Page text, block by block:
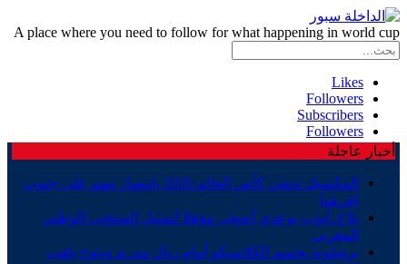
A place where you need to follow for what happening in world cup
Likes
Followers
Subscribers
Followers
أخبار عاجلة
المكسيك تدشن كأس العالم 2026 بانتصار مهم على جنوب
إفريقيا
بلاغ..أيوب بوعدي أضحى مؤهلا لتمثيل المنتخب الوطني
المغربي
برشلونة يحسم الكلاسيكو أمام ريال مدريد ويتوج بلقب